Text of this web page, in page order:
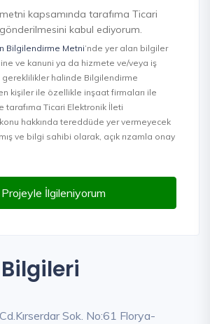
metni kapsamında tarafıma Ticari
kabul ediyorum.
Bilgilendirme Metni’nde yer alan bilgiler
ve kanuni ya da hizmete ve/veya iş
gereklilikler halinde Bilgilendirme
kişiler ile özellikle inşaat firmaları ile
tarafıma Ticari Elektronik İleti
hakkında tereddüde yer vermeyecek
ve bilgi sahibi olarak, açık rızamla onay
Projeyle İlgileniyorum
Sok. No:61 Florya-